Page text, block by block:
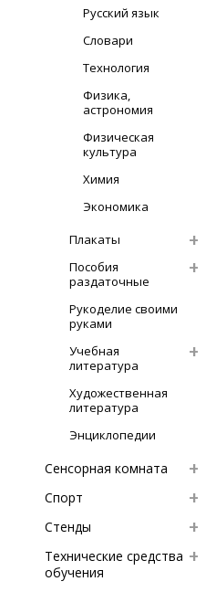
Русский язык
Словари
Технология
Физика,
астрономия
Физическая
культура
Химия
Экономика
Плакаты
Пособия
раздаточные
Рукоделие своими
руками
Учебная
литература
Художественная
литература
Энциклопедии
Сенсорная комната
Спорт
Стенды
Технические средства
обучения